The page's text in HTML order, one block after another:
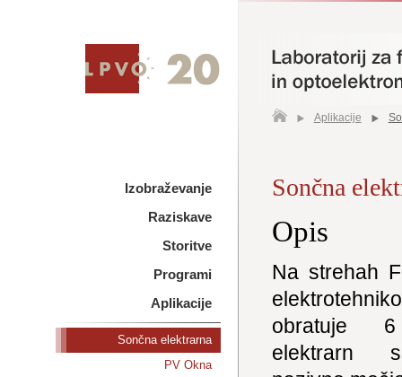
Izobraževanje
Raziskave
Storitve
Programi
Aplikacije
Sončna elektrarna
PV Okna
Aplikacije
Sončna
Opis
Na strehah
obratuje
elektrarn